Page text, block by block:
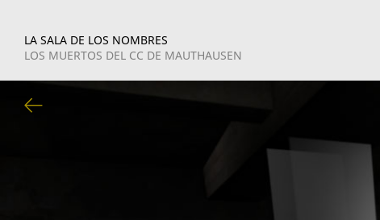
LA SALA DE LOS NOMBRES
LOS MUERTOS DEL CC DE MAUTHAUSEN